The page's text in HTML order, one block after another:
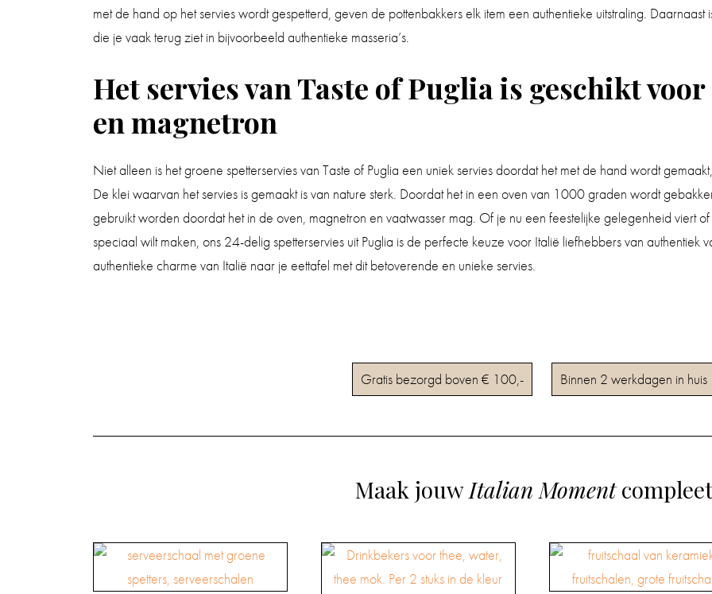
met de hand op het servies wordt gespetterd, geven de pottenbakkers elk item een authentieke uitstraling. Daarnaast
die je vaak terug ziet in bijvoorbeeld authentieke masseria’s.
Het servies van Taste of Puglia is geschikt voor
en magnetron
Niet alleen is het groene spetterservies van Taste of Puglia een uniek servies doordat het met de hand wordt
De klei waarvan het servies is gemaakt is van nature sterk. Doordat het in een oven van 1000 graden wordt
gebruikt worden doordat het in de oven, magnetron en vaatwasser mag. Of je nu een feestelijke gelegenheid viert
speciaal wilt maken, ons 24-delig spetterservies uit Puglia is de perfecte keuze voor Italië liefhebbers van authentiek
authentieke charme van Italië naar je eettafel met dit betoverende en unieke servies.
Gratis bezorgd boven € 100,- Binnen 2 werkdagen in huis
Maak jouwItalian Momentcompleet